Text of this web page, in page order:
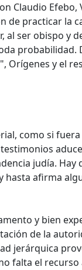
Claudio Efebo,
de practicar la
ser obispo y
probabilidad.
Orígenes y el
como si
judía.
hasta afirma
y bien
de la
jerárquica
falta el